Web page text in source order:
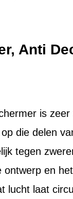
Anti
is
die delen
tegen
en
lucht laat